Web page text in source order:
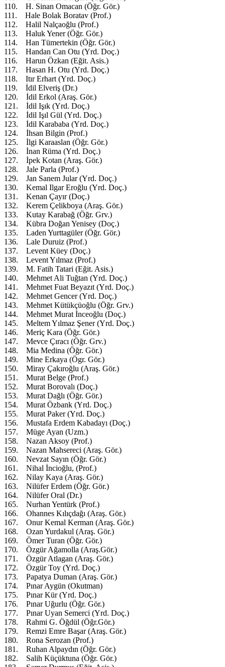
110. H. Sinan Omacan (Öğr. Gör.)
111. Hale Bolak Boratav (Prof.)
112. Halil Nalçaoğlu (Prof.)
113. Haluk Yener (Öğr. Gör.)
114. Han Tümertekin (Öğr. Gör.)
115. Handan Can Otu (Yrd. Doç.)
116. Harun Özkan (Eğit. Asis.)
117. Hasan H. Otu (Yrd. Doç.)
118. Itır Erhart (Yrd. Doç.)
119. İdil Elveriş (Dr.)
120. İdil Erkol (Araş. Gör.)
121. İdil Işık (Yrd. Doç.)
122. İdil Işıl Gül (Yrd. Doç.)
123. İdil Karababa (Yrd. Doç.)
124. İhsan Bilgin (Prof.)
125. İlgi Karaaslan (Öğr. Gör.)
126. İnan Rüma (Yrd. Doç.)
127. İpek Kotan (Araş. Gör.)
128. Jale Parla (Prof.)
129. Jan Sanem Jular (Yrd. Doç.)
130. Kemal Ilgar Eroğlu (Yrd. Doç.)
131. Kenan Çayır (Doç.)
132. Kerem Çelikboya (Araş. Gör.)
133. Kutay Karabağ (Öğr. Grv.)
134. Kübra Doğan Yenisey (Doç.)
135. Laden Yurttagüler (Öğr. Gör.)
136. Lale Duruiz (Prof.)
137. Levent Küey (Doç.)
138. Levent Yılmaz (Prof.)
139. M. Fatih Tatari (Eğit. Asis.)
140. Mehmet Ali Tuğtan (Yrd. Doç.)
141. Mehmet Fuat Beyazıt (Yrd. Doç.)
142. Mehmet Gencer (Yrd. Doç.)
143. Mehmet Kütükçüoğlu (Öğr. Grv.)
144. Mehmet Murat İnceoğlu (Doç.)
145. Meltem Yılmaz Şener (Yrd. Doç.)
146. Meriç Kara (Öğr. Gör.)
147. Mevce Çıracı (Öğr. Grv.)
148. Mia Medina (Öğr. Gör.)
149. Mine Erkaya (Ögr. Gör.)
150. Miray Çakıroğlu (Araş. Gör.)
151. Murat Belge (Prof.)
152. Murat Borovalı (Doç.)
153. Murat Dağlı (Öğr. Gör.)
154. Murat Özbank (Yrd. Doç.)
155. Murat Paker (Yrd. Doç.)
156. Mustafa Erdem Kabadayı (Doç.)
157. Müge Ayan (Uzm.)
158. Nazan Aksoy (Prof.)
159. Nazan Mahsereci (Araş. Gör.)
160. Nevzat Sayın (Öğr. Gör.)
161. Nihal İncioğlu, (Prof.)
162. Nilay Kaya (Araş. Gör.)
163. Nilüfer Erdem (Öğr. Gör.)
164. Nilüfer Oral (Dr.)
165. Nurhan Yentürk (Prof.)
166. Ohannes Kılıçdağı (Araş. Gör.)
167. Onur Kemal Kerman (Araş. Gör.)
168. Ozan Yurdakul (Araş. Gör.)
169. Ömer Turan (Öğr. Gör.)
170. Özgür Ağamolla (Araş.Gör.)
171. Özgür Atlagan (Araş. Gör.)
172. Özgür Toy (Yrd. Doç.)
173. Papatya Duman (Araş. Gör.)
174. Pınar Aygün (Okutman)
175. Pınar Kür (Yrd. Doç.)
176. Pınar Uğurlu (Öğr. Gör.)
177. Pınar Uyan Semerci (Yrd. Doç.)
178. Rahmi G. Öğdül (Öğr.Gör.)
179. Remzi Emre Başar (Araş. Gör.)
180. Rona Serozan (Prof.)
181. Ruhan Alpaydın (Öğr. Gör.)
182. Salih Küçüktuna (Öğr. Gör.)